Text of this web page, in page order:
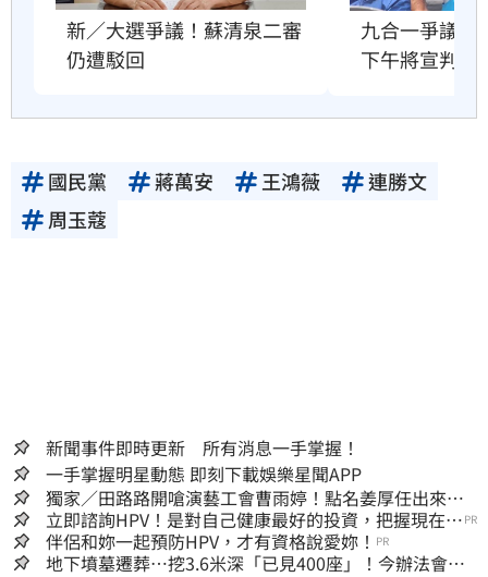
新／大選爭議！蘇清泉二審
仍遭駁回
九合一爭議未
下午將宣判
國民黨 蔣萬安 王鴻薇
連勝文
周玉蔻
新聞事件即時更新 所有消息一手掌握！
一手掌握明星動態 即刻下載娛樂星聞APP
獨家／田路路開嗆演藝工會曹雨婷！點名姜厚任出來
他16字回應了
立即諮詢HPV！是對自己健康最好的投資，把握現在不
嫌晚！
PR
伴侶和妳一起預防HPV，才有資格說愛妳！ PR
地下墳墓遷葬…挖3.6米深「已見400座」！今辦法會安